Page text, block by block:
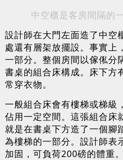
中空櫃是客房間隔的
設計師在大門左面造了中空
處還有層架放擺設。事實上
一部分。整個房間以傢俬分
書桌的組合床構成。床下方
常穿衣物。
一般組合床會有樓梯或梯級
佔用一定空間。這張組合床
就是在書桌下方造了一個腳
為樓梯的一部分。設計師表
加固，可負荷200磅的體重。